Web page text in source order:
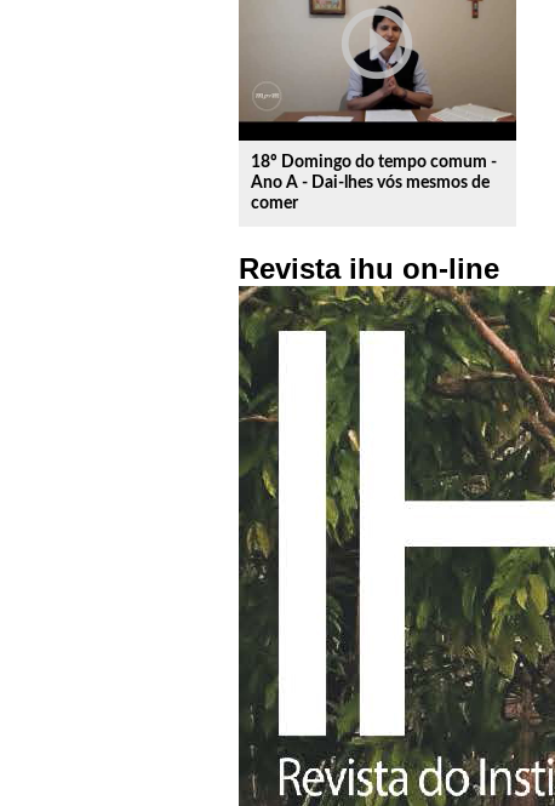
play_circle_outline
18º Domingo do tempo comum -
Ano A - Dai-lhes vós mesmos de
comer
Revista ihu on-line